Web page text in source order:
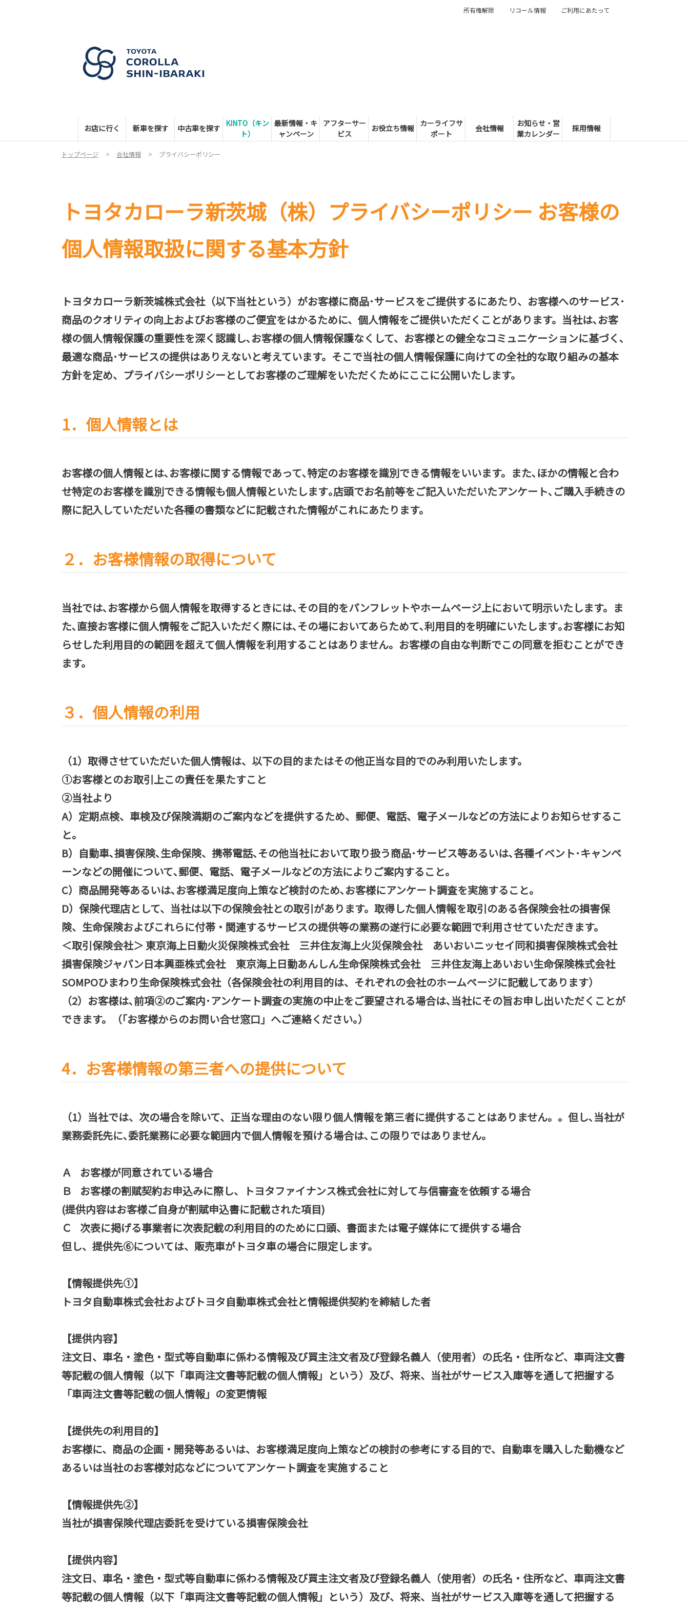
お店に行く 新車を探す 中古車を探す KINTO（キン
ト）
最新情報・キ
ャンペーン
アフターサー
ビス
お役立ち情報 カーライフサ
ポート
会社情報
お知らせ・営
業カレンダー
採用情報
所有権解除 リコール情報 ご利用にあたって
トップページ 会社情報 プライバシーポリシー
トヨタカローラ新茨城（株）プライバシーポリシー お客様の
個人情報取扱に関する基本方針
トヨタカローラ新茨城株式会社（以下当社という）がお客様に商品･サービスをご提供するにあたり、お客様へのサービス･
商品のクオリティの向上およびお客様のご便宜をはかるために、個人情報をご提供いただくことがあります。当社は､お客
様の個人情報保護の重要性を深く認識し､お客様の個人情報保護なくして、お客様との健全なコミュニケーションに基づく､
最適な商品･サービスの提供はありえないと考えています。そこで当社の個人情報保護に向けての全社的な取り組みの基本
方針を定め、プライバシーポリシーとしてお客様のご理解をいただくためにここに公開いたします。
1．個人情報とは
お客様の個人情報とは､お客様に関する情報であって､特定のお客様を識別できる情報をいいます。また､ほかの情報と合わ
せ特定のお客様を識別できる情報も個人情報といたします｡店頭でお名前等をご記入いただいたアンケート､ご購入手続きの
際に記入していただいた各種の書類などに記載された情報がこれにあたります。
２．お客様情報の取得について
当社では､お客様から個人情報を取得するときには､その目的をパンフレットやホームページ上において明示いたします。ま
た､直接お客様に個人情報をご記入いただく際には､その場においてあらためて､利用目的を明確にいたします｡お客様にお知
らせした利用目的の範囲を超えて個人情報を利用することはありません。お客様の自由な判断でこの同意を拒むことができ
ます。
３．個人情報の利用
（1）取得させていただいた個人情報は、以下の目的またはその他正当な目的でのみ利用いたします。
①お客様とのお取引上この責任を果たすこと
②当社より
A）定期点検、車検及び保険満期のご案内などを提供するため、郵便、電話、電子メールなどの方法によりお知らせするこ
と。
B）自動車､損害保険､生命保険、携帯電話､その他当社において取り扱う商品･サービス等あるいは､各種イベント･キャンペ
ーンなどの開催について､郵便、電話、電子メールなどの方法によりご案内すること。
C）商品開発等あるいは､お客様満足度向上策など検討のため､お客様にアンケート調査を実施すること。
D）保険代理店として、当社は以下の保険会社との取引があります。取得した個人情報を取引のある各保険会社の損害保
険、生命保険およびこれらに付帯・関連するサービスの提供等の業務の遂行に必要な範囲で利用させていただきます。
＜取引保険会社＞ 東京海上日動火災保険株式会社 三井住友海上火災保険会社 あいおいニッセイ同和損害保険株式会社
損害保険ジャパン日本興亜株式会社 東京海上日動あんしん生命保険株式会社 三井住友海上あいおい生命保険株式会社
SOMPOひまわり生命保険株式会社（各保険会社の利用目的は、それぞれの会社のホームページに記載してあります）
（2）お客様は､前項②のご案内･アンケート調査の実施の中止をご要望される場合は､当社にその旨お申し出いただくことが
できます。（｢お客様からのお問い合せ窓口」へご連絡ください｡）
4．お客様情報の第三者への提供について
（1）当社では、次の場合を除いて、正当な理由のない限り個人情報を第三者に提供することはありません。。但し､当社が
業務委託先に､委託業務に必要な範囲内で個人情報を預ける場合は､この限りではありません。
Ａ お客様が同意されている場合
Ｂ お客様の割賦契約お申込みに際し、トヨタファイナンス株式会社に対して与信審査を依頼する場合
(提供内容はお客様ご自身が割賦申込書に記載された項目)
Ｃ 次表に掲げる事業者に次表記載の利用目的のために口頭、書面または電子媒体にて提供する場合
但し、提供先⑥については、販売車がトヨタ車の場合に限定します。
【情報提供先①】
トヨタ自動車株式会社およびトヨタ自動車株式会社と情報提供契約を締結した者
【提供内容】
注文日、車名・塗色・型式等自動車に係わる情報及び買主注文者及び登録名義人（使用者）の氏名・住所など、車両注文書
等記載の個人情報（以下「車両注文書等記載の個人情報」という）及び、将来、当社がサービス入庫等を通して把握する
「車両注文書等記載の個人情報」の変更情報
【提供先の利用目的】
お客様に、商品の企画・開発等あるいは、お客様満足度向上策などの検討の参考にする目的で、自動車を購入した動機など
あるいは当社のお客様対応などについてアンケート調査を実施すること
【情報提供先②】
当社が損害保険代理店委託を受けている損害保険会社
【提供内容】
注文日、車名・塗色・型式等自動車に係わる情報及び買主注文者及び登録名義人（使用者）の氏名・住所など、車両注文書
等記載の個人情報（以下「車両注文書等記載の個人情報」という）及び、将来、当社がサービス入庫等を通して把握する